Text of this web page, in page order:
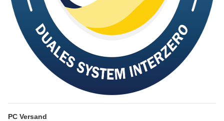
PC Versand